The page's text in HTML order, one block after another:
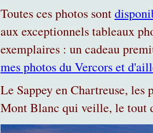
Toutes ces photos sont
aux exceptionnels tableaux
exemplaires : un cadeau
mes photos du Vercors et
Le Sappey en Chartreuse,
Mont Blanc qui veille, le tout